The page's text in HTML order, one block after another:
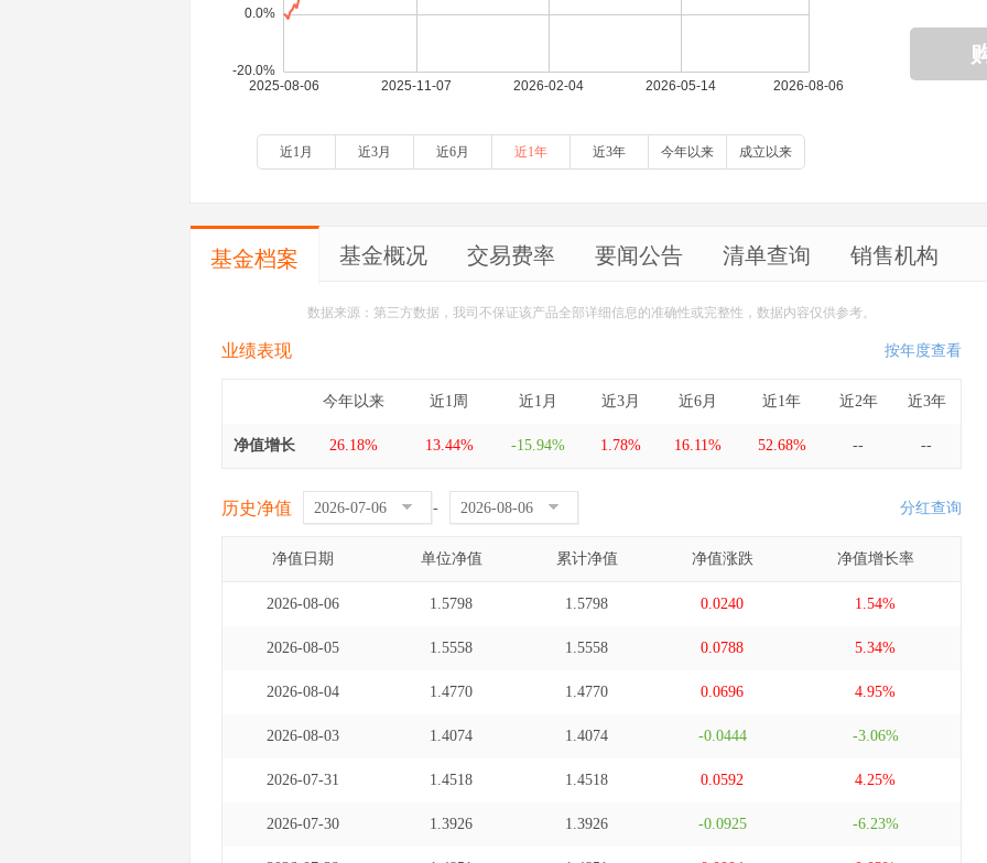
近1月 近3月 近6月 近1年 近3年 今年以来 成立以来
基金档案 基金概况 交易费率 要闻公告 清单查询 销售机构
数据来源：第三方数据，我司不保证该产品全部详细信息的准确性或完整性，数据内容仅供参考。
业绩表现 按年度查看
今年以来 近1周 近1月 近3月 近6月 近1年 近2年 近3年
净值增长 26.18% 13.44% -15.94% 1.78% 16.11% 52.68% -- --
历史净值 - 分红查询
净值日期 单位净值 累计净值 净值涨跌 净值增长率
2026-08-06 1.5798 1.5798 0.0240 1.54%
2026-08-05 1.5558 1.5558 0.0788 5.34%
2026-08-04 1.4770 1.4770 0.0696 4.95%
2026-08-03 1.4074 1.4074 -0.0444 -3.06%
2026-07-31 1.4518 1.4518 0.0592 4.25%
2026-07-30 1.3926 1.3926 -0.0925 -6.23%